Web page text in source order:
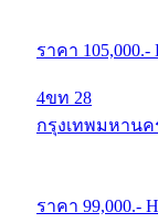
ราคา 105,000.-
4ขท 28
กรุงเทพมหานค
ราคา 99,000.-